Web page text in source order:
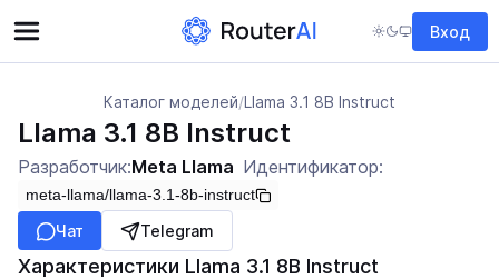
Вход
Каталог моделей/Llama 3.1 8B Instruct
Llama 3.1 8B Instruct
Разработчик:Meta Llama Идентификатор:
meta-llama/llama-3.1-8b-instruct
Чат Telegram
Характеристики Llama 3.1 8B Instruct